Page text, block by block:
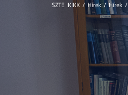
SZTE IKIKK Hírek Hírek